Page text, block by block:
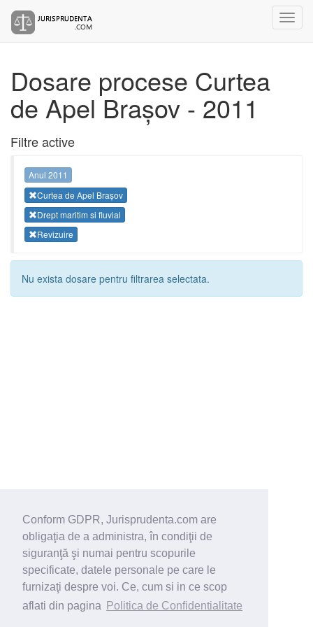
Conform GDPR, Jurisprudenta.com are
obligaţia de a administra, în condiţii de
siguranţă şi numai pentru scopurile
specificate, datele personale pe care le
furnizaţi despre voi. Ce, cum si in ce scop
aflati din pagina
Politica de Confidentialitate
Dosare procese Curtea
de Apel Brașov - 2011
Filtre active
Anul 2011
Curtea de Apel Brașov
Drept maritim si fluvial
Revizuire
Nu exista dosare pentru filtrarea selectata.